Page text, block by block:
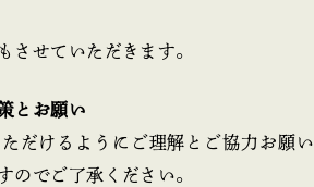
させていただきます。
とお願い
だけるようにご理解とご協力お願
のでご了承ください。